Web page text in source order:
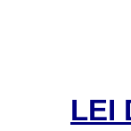
LEI